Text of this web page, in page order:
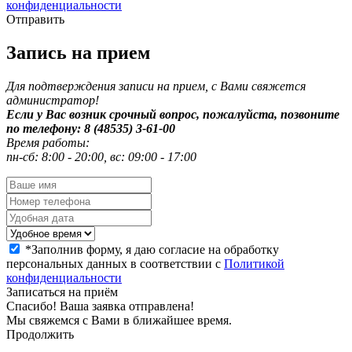
конфиденциальности
Отправить
Запись на прием
Для подтверждения записи на прием, с Вами свяжется
администратор!
Если у Вас возник срочный вопрос, пожалуйста, позвоните
по телефону: 8 (48535) 3-61-00
Время работы:
пн-сб: 8:00 - 20:00, вс: 09:00 - 17:00
*Заполнив форму, я даю согласие на обработку
персональных данных в соответствии с Политикой
конфиденциальности
Записаться на приём
Спасибо! Ваша заявка отправлена!
Мы свяжемся с Вами в ближайшее время.
Продолжить